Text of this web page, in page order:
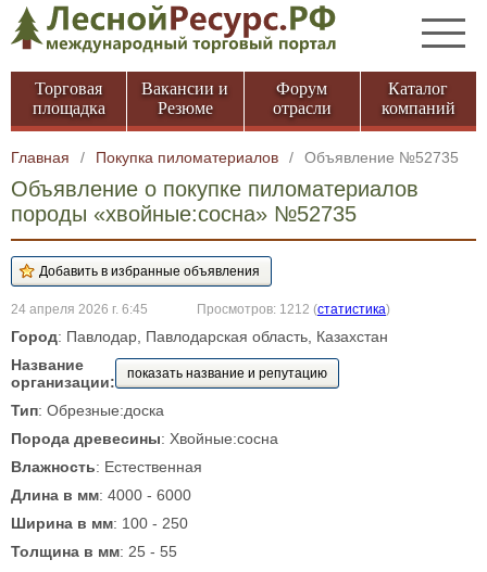
Торговая
площадка
Вакансии и
Резюме
Форум
отрасли
Каталог
компаний
Главная / Покупка пиломатериалов / Объявление №52735
Объявление о покупке пиломатериалов
породы «хвойные:сосна» №52735
24 апреля 2026 г. 6:45 Просмотров: 1212 (статистика)
Город: Павлодар, Павлодарская область, Казахстан
Название
организации:
показать название и репутацию
Тип: Обрезные:доска
Порода древесины: Хвойные:сосна
Влажность: Естественная
Длина в мм: 4000 - 6000
Ширина в мм: 100 - 250
Толщина в мм: 25 - 55